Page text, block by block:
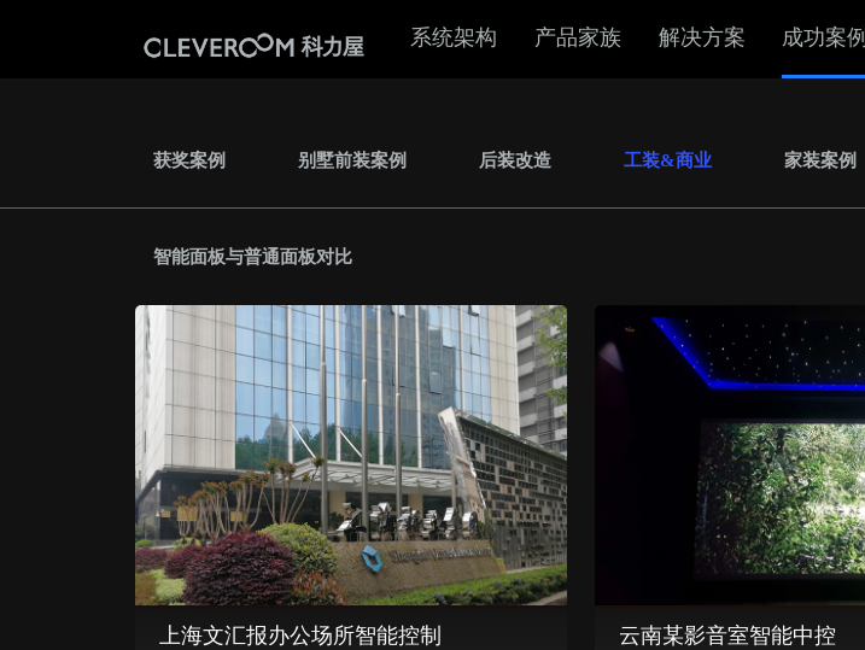
系统架构 产品家族 解决方案 成功案例
获奖案例 别墅前装案例 后装改造 工装&商业 家装案例
智能面板与普通面板对比
上海文汇报办公场所智能控制 云南某影音室智能中控